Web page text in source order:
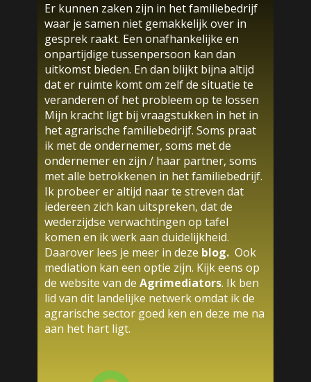
Er kunnen zaken zijn in het familiebedrijf
waar je samen niet gemakkelijk over in
gesprek raakt. Een onafhankelijke en
onpartijdige tussenpersoon kan dan
uitkomst bieden. En dan blijkt bijna altijd
dat er ruimte komt om zelf de situatie te
veranderen of het probleem op te lossen
Mijn kracht ligt bij vraagstukken in het in
het agrarische familiebedrijf. Soms praat
ik met de ondernemer, soms met de
ondernemer en zijn / haar partner, soms
met alle betrokkenen in het familiebedrijf.
Ik probeer er altijd naar te streven dat
iedereen zich kan uitspreken, dat de
wederzijdse verwachtingen op tafel
komen en ik werk aan duidelijkheid.
Daarover lees je meer in deze blog. Ook
mediation kan een optie zijn. Kijk eens op
de website van de Agrimediators. Ik ben
lid van dit landelijke netwerk omdat ik de
agrarische sector goed ken en deze me na
aan het hart ligt.